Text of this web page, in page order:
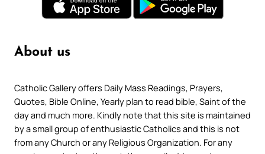
About us
Catholic Gallery offers Daily Mass Readings, Prayers,
Quotes, Bible Online, Yearly plan to read bible, Saint of the
day and much more. Kindly note that this site is maintained
by a small group of enthusiastic Catholics and this is not
from any Church or any Religious Organization. For any